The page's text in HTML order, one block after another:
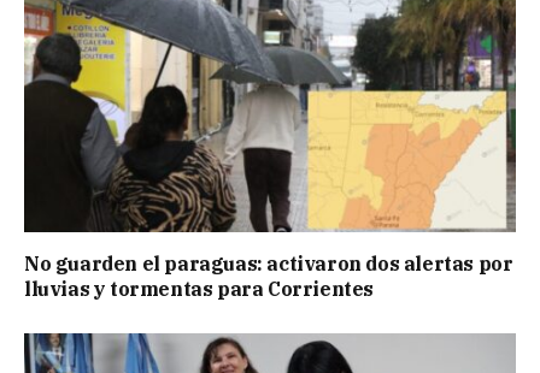
No guarden el paraguas: activaron dos alertas por
lluvias y tormentas para Corrientes